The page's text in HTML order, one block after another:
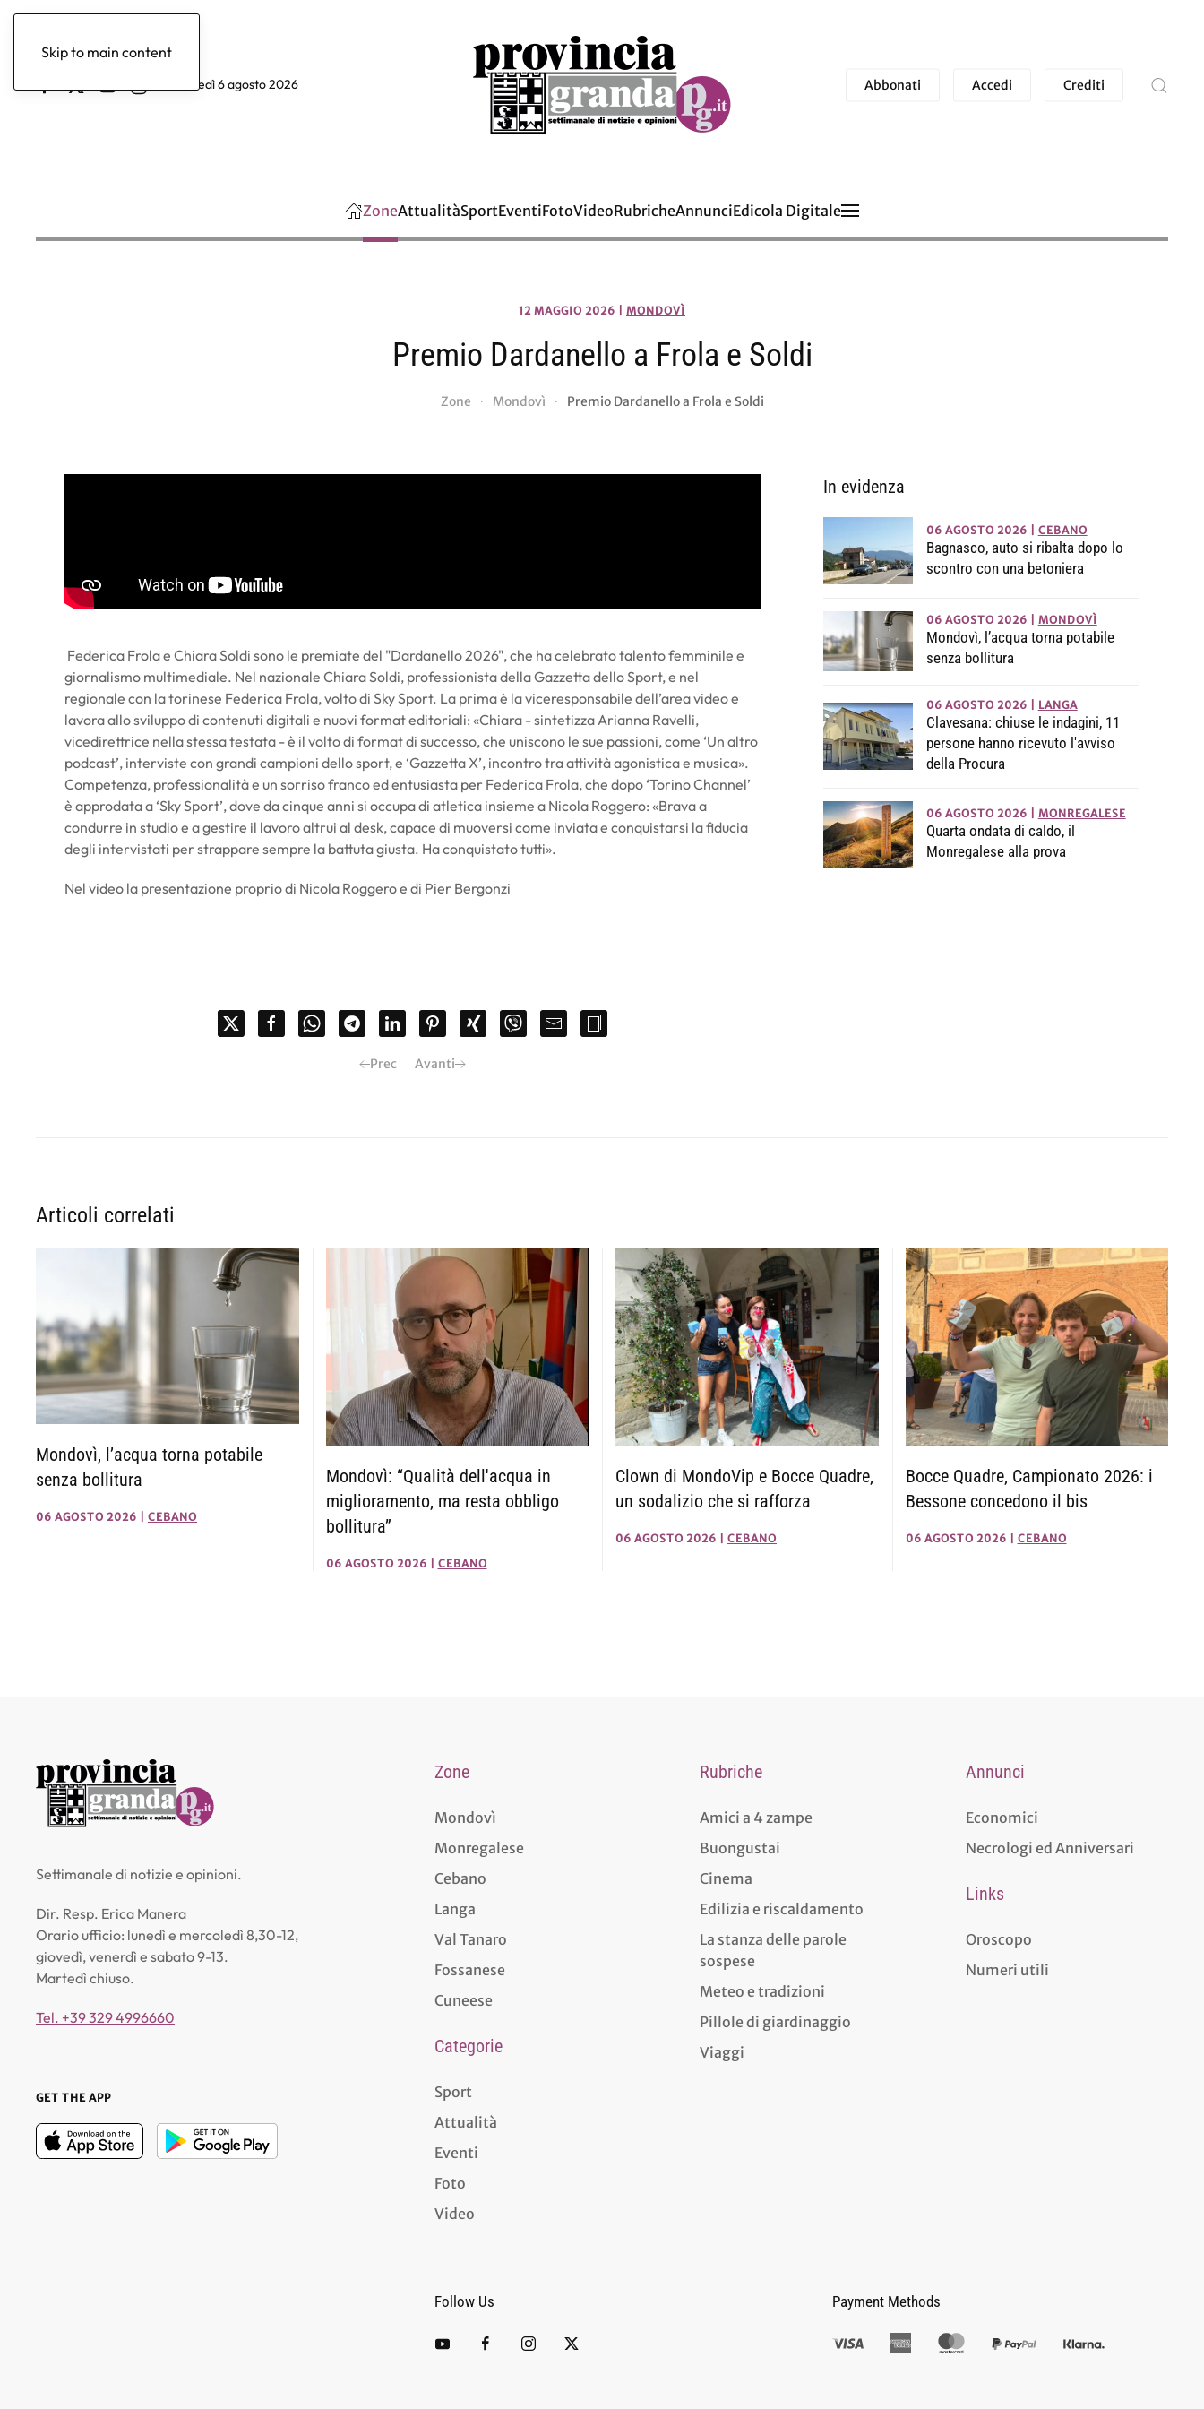
Skip to main content
giovedì 6 agosto 2026 Abbonati Accedi Crediti
ZoneAttualitàSportEventiFotoVideoRubricheAnnunciEdicola Digitale
12 MAGGIO 2026 MONDOVÌ
Premio Dardanello a Frola e Soldi
Zone Mondovì Premio Dardanello a Frola e Soldi
Federica Frola e Chiara Soldi sono le premiate del "Dardanello 2026", che ha celebrato talento femminile e
giornalismo multimediale. Nel nazionale Chiara Soldi, professionista della Gazzetta dello Sport, e nel
regionale con la torinese Federica Frola, volto di Sky Sport. La prima è la viceresponsabile dell’area video e
lavora allo sviluppo di contenuti digitali e nuovi format editoriali: «Chiara - sintetizza Arianna Ravelli,
vicedirettrice nella stessa testata - è il volto di format di successo, che uniscono le sue passioni, come ‘Un altro
podcast’, interviste con grandi campioni dello sport, e ‘Gazzetta X’, incontro tra attività agonistica e musica».
Competenza, professionalità e un sorriso franco ed entusiasta per Federica Frola, che dopo ‘Torino Channel’
è approdata a ‘Sky Sport’, dove da cinque anni si occupa di atletica insieme a Nicola Roggero: «Brava a
condurre in studio e a gestire il lavoro altrui al desk, capace di muoversi come inviata e conquistarsi la fiducia
degli intervistati per strappare sempre la battuta giusta. Ha conquistato tutti».
Nel video la presentazione proprio di Nicola Roggero e di Pier Bergonzi
Prec Avanti
In evidenza
06 AGOSTO 2026 CEBANO
Bagnasco, auto si ribalta dopo lo
scontro con una betoniera
06 AGOSTO 2026 MONDOVÌ
Mondovì, l’acqua torna potabile
senza bollitura
06 AGOSTO 2026 LANGA
Clavesana: chiuse le indagini, 11
persone hanno ricevuto l'avviso
della Procura
06 AGOSTO 2026 MONREGALESE
Quarta ondata di caldo, il
Monregalese alla prova
Articoli correlati
Mondovì, l’acqua torna potabile
senza bollitura
06 AGOSTO 2026 CEBANO
Mondovì: “Qualità dell'acqua in
miglioramento, ma resta obbligo
bollitura”
06 AGOSTO 2026 CEBANO
Clown di MondoVip e Bocce Quadre,
un sodalizio che si rafforza
06 AGOSTO 2026 CEBANO
Bocce Quadre, Campionato 2026: i
Bessone concedono il bis
06 AGOSTO 2026 CEBANO
Settimanale di notizie e opinioni.
Dir. Resp. Erica Manera
Orario ufficio: lunedì e mercoledì 8,30-12,
giovedì, venerdì e sabato 9-13.
Martedì chiuso.
Tel. +39 329 4996660
GET THE APP
Zone
Mondovì
Monregalese
Cebano
Langa
Val Tanaro
Fossanese
Cuneese
Categorie
Sport
Attualità
Eventi
Foto
Video
Rubriche
Amici a 4 zampe
Buongustai
Cinema
Edilizia e riscaldamento
La stanza delle parole
sospese
Meteo e tradizioni
Pillole di giardinaggio
Viaggi
Annunci
Economici
Necrologi ed Anniversari
Links
Oroscopo
Numeri utili
Follow Us Payment Methods